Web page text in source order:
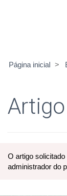
Página inicial
O artigo
administrador do